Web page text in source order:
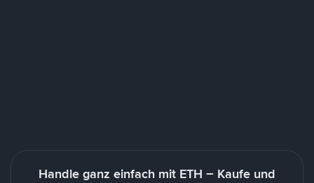
Handle ganz einfach mit ETH – Kaufe und